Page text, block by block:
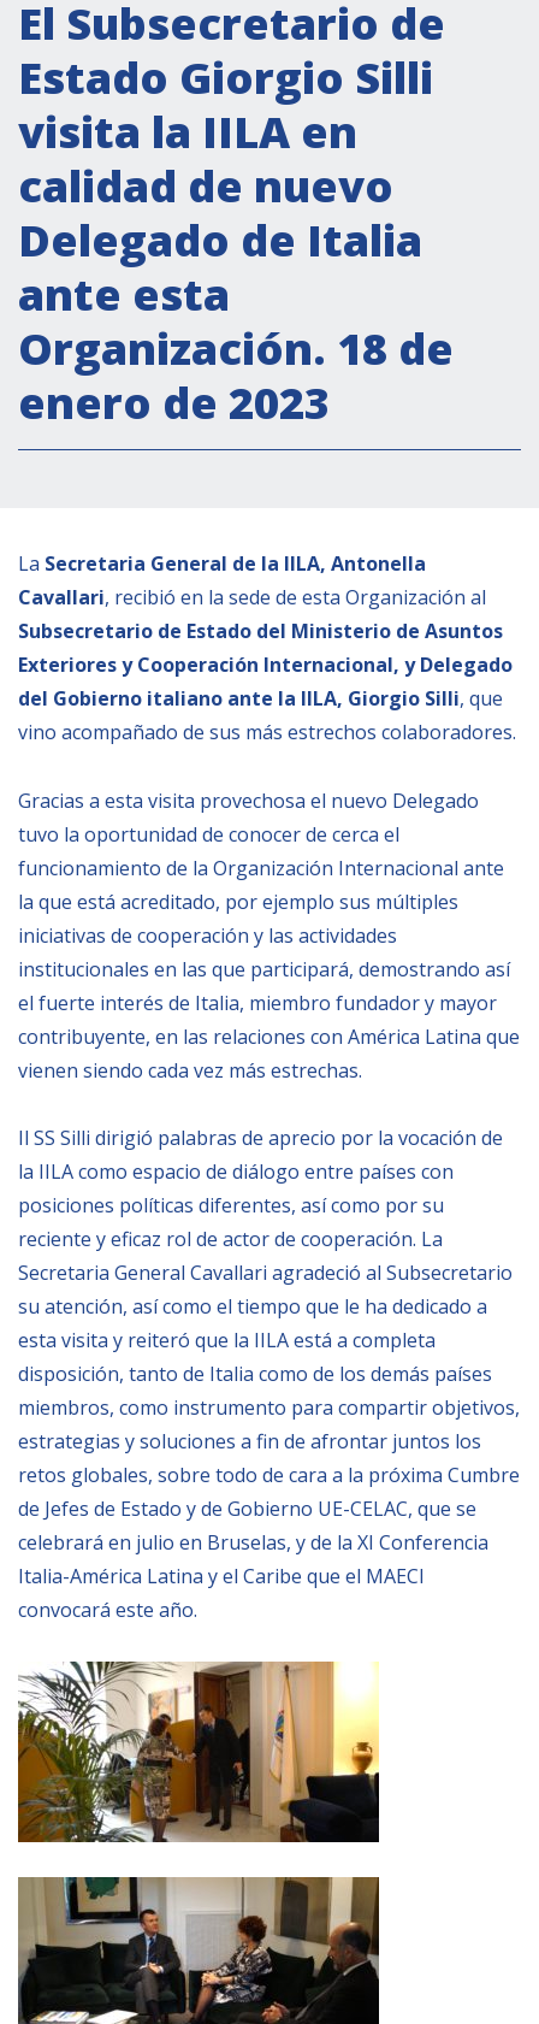
Secretaría Cultural
Secretaría Socioeconómica
Secretaría Técnico-científica
Forum Pymes
Conferencia Italia- América Latina y el Caribe
Red para la promoción de la igualdad de
género
Partnership
Empoderamiento socio-económico
Justicia y Seguridad
EUROsociAL
EL PAcCTO
EUROFRONT
AL-INVEST Verde
MEDIOS
Fotos
Vídeos
Audios
BIBLIOTECA
Biblioteca
Publicaciones
OPORTUNIDADES
Convocatorias
Becas
Alta Formación
Para las empresas
Registro de proveedores
Contratos/Acuerdos/Grant
NEWSLETTER
El Subsecretario de
Estado Giorgio Silli
visita la IILA en
calidad de nuevo
Delegado de Italia
ante esta
Organización. 18 de
enero de 2023
La Secretaria General de la IILA, Antonella
Cavallari, recibió en la sede de esta Organización al
Subsecretario de Estado del Ministerio de Asuntos
Exteriores y Cooperación Internacional, y Delegado
del Gobierno italiano ante la IILA, Giorgio Silli, que
vino acompañado de sus más estrechos colaboradores.
Gracias a esta visita provechosa el nuevo Delegado
tuvo la oportunidad de conocer de cerca el
funcionamiento de la Organización Internacional ante
la que está acreditado, por ejemplo sus múltiples
iniciativas de cooperación y las actividades
institucionales en las que participará, demostrando así
el fuerte interés de Italia, miembro fundador y mayor
contribuyente, en las relaciones con América Latina que
vienen siendo cada vez más estrechas.
Il SS Silli dirigió palabras de aprecio por la vocación de
la IILA como espacio de diálogo entre países con
posiciones políticas diferentes, así como por su
reciente y eficaz rol de actor de cooperación. La
Secretaria General Cavallari agradeció al Subsecretario
su atención, así como el tiempo que le ha dedicado a
esta visita y reiteró que la IILA está a completa
disposición, tanto de Italia como de los demás países
miembros, como instrumento para compartir objetivos,
estrategias y soluciones a fin de afrontar juntos los
retos globales, sobre todo de cara a la próxima Cumbre
de Jefes de Estado y de Gobierno UE-CELAC, que se
celebrará en julio en Bruselas, y de la XI Conferencia
Italia-América Latina y el Caribe que el MAECI
convocará este año.